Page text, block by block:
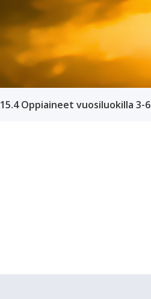
15.4 Oppiaineet vuosiluokilla 3-6